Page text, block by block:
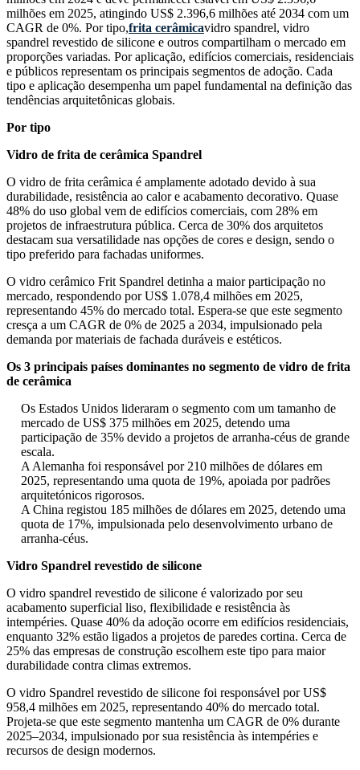
milhões em 2025, atingindo US$ 2.396,6 milhões até 2034 com um
CAGR de 0%. Por tipo,frita cerâmicavidro spandrel, vidro
spandrel revestido de silicone e outros compartilham o mercado em
proporções variadas. Por aplicação, edifícios comerciais, residenciais
e públicos representam os principais segmentos de adoção. Cada
tipo e aplicação desempenha um papel fundamental na definição das
tendências arquitetônicas globais.
Por tipo
Vidro de frita de cerâmica Spandrel
O vidro de frita cerâmica é amplamente adotado devido à sua
durabilidade, resistência ao calor e acabamento decorativo. Quase
48% do uso global vem de edifícios comerciais, com 28% em
projetos de infraestrutura pública. Cerca de 30% dos arquitetos
destacam sua versatilidade nas opções de cores e design, sendo o
tipo preferido para fachadas uniformes.
O vidro cerâmico Frit Spandrel detinha a maior participação no
mercado, respondendo por US$ 1.078,4 milhões em 2025,
representando 45% do mercado total. Espera-se que este segmento
cresça a um CAGR de 0% de 2025 a 2034, impulsionado pela
demanda por materiais de fachada duráveis ​​e estéticos.
Os 3 principais países dominantes no segmento de vidro de frita
de cerâmica
Os Estados Unidos lideraram o segmento com um tamanho de
mercado de US$ 375 milhões em 2025, detendo uma
participação de 35% devido a projetos de arranha-céus de grande
escala.
A Alemanha foi responsável por 210 milhões de dólares em
2025, representando uma quota de 19%, apoiada por padrões
arquitetónicos rigorosos.
A China registou 185 milhões de dólares em 2025, detendo uma
quota de 17%, impulsionada pelo desenvolvimento urbano de
arranha-céus.
Vidro Spandrel revestido de silicone
O vidro spandrel revestido de silicone é valorizado por seu
acabamento superficial liso, flexibilidade e resistência às
intempéries. Quase 40% da adoção ocorre em edifícios residenciais,
enquanto 32% estão ligados a projetos de paredes cortina. Cerca de
25% das empresas de construção escolhem este tipo para maior
durabilidade contra climas extremos.
O vidro Spandrel revestido de silicone foi responsável por US$
958,4 milhões em 2025, representando 40% do mercado total.
Projeta-se que este segmento mantenha um CAGR de 0% durante
2025–2034, impulsionado por sua resistência às intempéries e
recursos de design modernos.